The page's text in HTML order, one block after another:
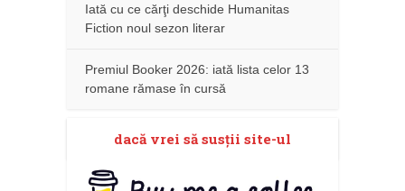
Iată cu ce cărţi deschide Humanitas
Fiction noul sezon literar
Premiul Booker 2026: iată lista celor 13
romane rămase în cursă
dacă vrei să susţii site-ul